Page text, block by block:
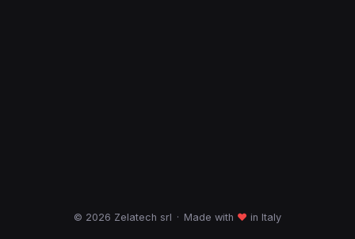
© 2026 Zelatech srl · Made with ♥ in Italy